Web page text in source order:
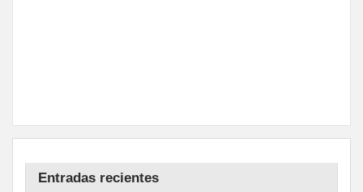
Entradas recientes